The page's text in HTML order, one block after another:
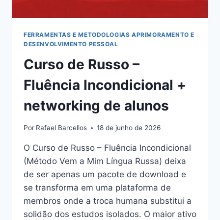
FERRAMENTAS E METODOLOGIAS APRIMORAMENTO E
DESENVOLVIMENTO PESSOAL
Curso de Russo –
Fluência Incondicional +
networking de alunos
Por Rafael Barcellos 18 de junho de 2026
O Curso de Russo – Fluência Incondicional
(Método Vem a Mim Língua Russa) deixa
de ser apenas um pacote de download e
se transforma em uma plataforma de
membros onde a troca humana substitui a
solidão dos estudos isolados. O maior ativo